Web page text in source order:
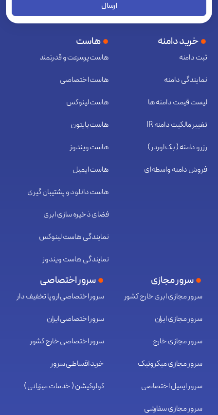
ارسال
خرید دامنه
ثبت دامنه
نمایندگی دامنه
لیست قیمت دامنه ها
تغییر مالکیت دامنه IR
رزرو دامنه ( بک اوردر )
فروش دامنه واسطه‌ای
هاست
هاست پرسرعت و قدرتمند
هاست اختصاصی
هاست لینوکس
هاست پایتون
هاست ویندوز
هاست ایمیل
هاست دانلود و پشتیبان گیری
فضای ذخیره سازی ابری
نمایندگی هاست لینوکس
نمایندگی هاست ویندوز
سرور مجازی
سرور مجازی ابری خارج کشور
سرور مجازی ایران
سرور مجازی خارج
سرور مجازی میکروتیک
سرور ایمیل اختصاصی
سرور مجازی سفارشی
سرور اختصاصی
سرور اختصاصی اروپا تخفیف دار
سرور اختصاصی ایران
سرور اختصاصی خارج کشور
خرید اقساطی سرور
کولوکیشن ( خدمات میزبانی )